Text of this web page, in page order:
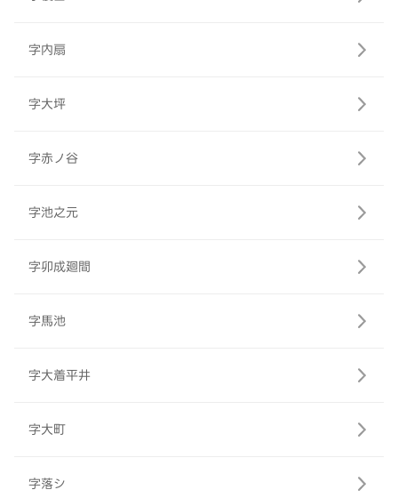
字内扇
字大坪
字赤ノ谷
字池之元
字卯成廻間
字馬池
字大着平井
字大町
字落シ